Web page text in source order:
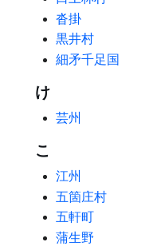
沓掛
黒井村
細矛千足国
け
芸州
こ
江州
五箇庄村
五軒町
蒲生野